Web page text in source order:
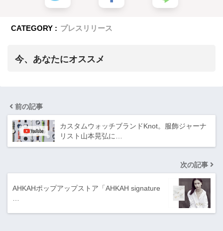
CATEGORY : プレスリリース
今、あなたにオススメ
前の記事
カスタムウォッチブランドKnot。服飾ジャーナ
リスト山本晃弘に…
次の記事
AHKAHポップアップストア「AHKAH signature